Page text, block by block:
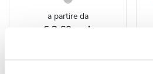
a partire da
€ 3,60 cad.